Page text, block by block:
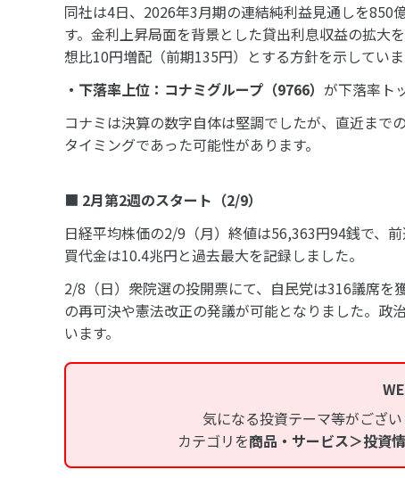
同社は4日、2026年3月期の連結純利益見通しを850
す。金利上昇局面を背景とした貸出利息収益の拡大
想比10円増配（前期135円）とする方針を示していま
・下落率上位：コナミグループ（9766） が下落率ト
コナミは決算の数字自体は堅調でしたが、直近まで
タイミングであった可能性があります。
■ 2月第2週のスタート（2/9）
日経平均株価の2/9（月）終値は56,363円94銭で、
買代金は10.4兆円と過去最大を記録しました。
2/8（日）衆院選の投開票にて、自民党は316議席
の再可決や憲法改正の発議が可能となりました。政
います。
気になる投資テーマ等がござい
カテゴリを商品・サービス＞投資